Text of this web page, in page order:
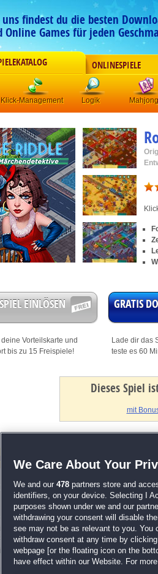
uns findest du die besten
Online Games für jeden
ONLINESPIELE
Klick-Management Logik Mahjong
EINLÖSEN
deine Vorteilskarte und
bis zu 15 Freispiele!
GRATIS
Lade dir das
teste es 60
Dieses Spiel
mit
Eltern zu finden?
Management-Abenteuer? Detective Rose
ihre Eltern seit Jahren vermisst werden.
66 zu reisen und sie endlich zu suchen.
Management-Talente unter Beweis!
Story über ihre Kindheit
We Care About Your
We and our 478 partners store and
identifiers, on your device. Selecting I
purposes shown under we and our
withdrawing your consent will disable
see may not be as relevant to you. You
withdraw consent at any time by
webpage [or the floating icon on the
have effect within our Website. For